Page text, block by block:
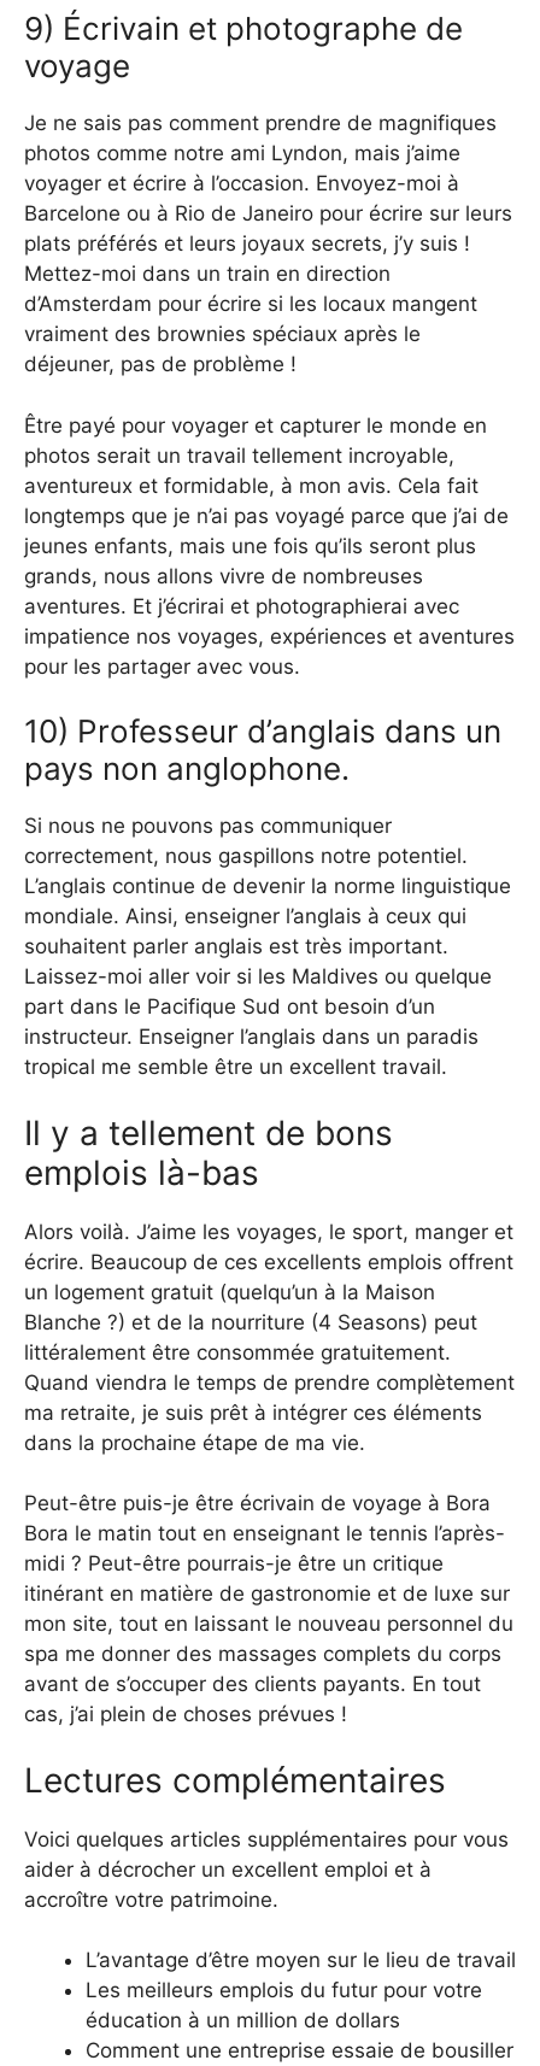
9) Écrivain et photographe de
voyage
Je ne sais pas comment prendre de magnifiques
photos comme notre ami Lyndon, mais j’aime
voyager et écrire à l’occasion. Envoyez-moi à
Barcelone ou à Rio de Janeiro pour écrire sur leurs
plats préférés et leurs joyaux secrets, j’y suis !
Mettez-moi dans un train en direction
d’Amsterdam pour écrire si les locaux mangent
vraiment des brownies spéciaux après le
déjeuner, pas de problème !
Être payé pour voyager et capturer le monde en
photos serait un travail tellement incroyable,
aventureux et formidable, à mon avis. Cela fait
longtemps que je n’ai pas voyagé parce que j’ai de
jeunes enfants, mais une fois qu’ils seront plus
grands, nous allons vivre de nombreuses
aventures. Et j’écrirai et photographierai avec
impatience nos voyages, expériences et aventures
pour les partager avec vous.
10) Professeur d’anglais dans un
pays non anglophone.
Si nous ne pouvons pas communiquer
correctement, nous gaspillons notre potentiel.
L’anglais continue de devenir la norme linguistique
mondiale. Ainsi, enseigner l’anglais à ceux qui
souhaitent parler anglais est très important.
Laissez-moi aller voir si les Maldives ou quelque
part dans le Pacifique Sud ont besoin d’un
instructeur. Enseigner l’anglais dans un paradis
tropical me semble être un excellent travail.
Il y a tellement de bons
emplois là-bas
Alors voilà. J’aime les voyages, le sport, manger et
écrire. Beaucoup de ces excellents emplois offrent
un logement gratuit (quelqu’un à la Maison
Blanche ?) et de la nourriture (4 Seasons) peut
littéralement être consommée gratuitement.
Quand viendra le temps de prendre complètement
ma retraite, je suis prêt à intégrer ces éléments
dans la prochaine étape de ma vie.
Peut-être puis-je être écrivain de voyage à Bora
Bora le matin tout en enseignant le tennis l’après-
midi ? Peut-être pourrais-je être un critique
itinérant en matière de gastronomie et de luxe sur
mon site, tout en laissant le nouveau personnel du
spa me donner des massages complets du corps
avant de s’occuper des clients payants. En tout
cas, j’ai plein de choses prévues !
Lectures complémentaires
Voici quelques articles supplémentaires pour vous
aider à décrocher un excellent emploi et à
accroître votre patrimoine.
L’avantage d’être moyen sur le lieu de travail
Les meilleurs emplois du futur pour votre
éducation à un million de dollars
Comment une entreprise essaie de bousiller